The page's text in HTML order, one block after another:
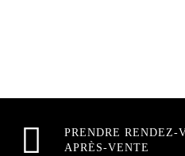
PRENDRE RENDEZ-
APRÈS-VENTE